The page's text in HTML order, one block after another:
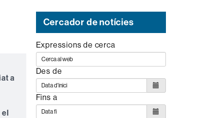
a
el
Cercador de notícies
Expressions de cerca
Des de
Fins a